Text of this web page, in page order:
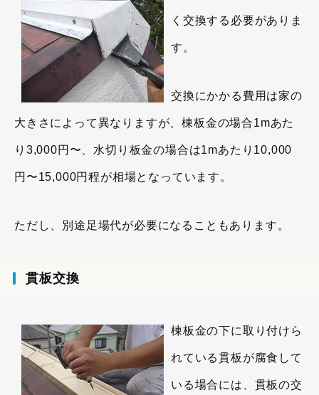
く交換する必要がありま
す。
交換にかかる費用は家の
大きさによって異なりますが、棟板金の場合1mあた
り3,000円〜、水切り板金の場合は1mあたり10,000
円〜15,000円程が相場となっています。
ただし、別途足場代が必要になることもあります。
貫板交換
棟板金の下に取り付けら
れている貫板が腐食して
いる場合には、貫板の交